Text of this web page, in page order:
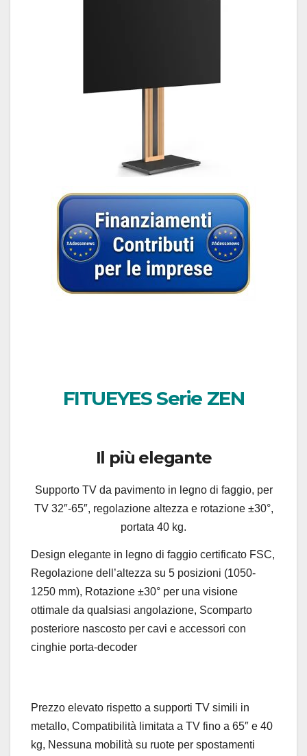
FITUEYES Serie ZEN
Il più elegante
Supporto TV da pavimento in legno di faggio, per
TV 32″-65″, regolazione altezza e rotazione ±30°,
portata 40 kg.
Design elegante in legno di faggio certificato FSC,
Regolazione dell’altezza su 5 posizioni (1050-
1250 mm), Rotazione ±30° per una visione
ottimale da qualsiasi angolazione, Scomparto
posteriore nascosto per cavi e accessori con
cinghie porta-decoder
Prezzo elevato rispetto a supporti TV simili in
metallo, Compatibilità limitata a TV fino a 65″ e 40
kg, Nessuna mobilità su ruote per spostamenti